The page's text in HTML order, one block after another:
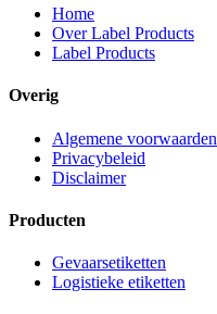
Home
Over Label Products
Label Products
Overig
Algemene voorwaarden
Privacybeleid
Disclaimer
Producten
Gevaarsetiketten
Logistieke etiketten